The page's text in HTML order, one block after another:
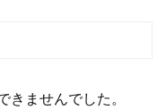
ませんでした。